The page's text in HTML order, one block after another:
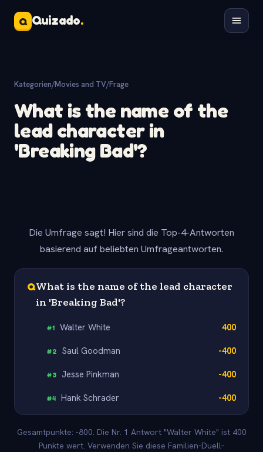
Q Quizado.
Kategorien/Movies and TV/Frage
What is the name of the
lead character in
'Breaking Bad'?
Die Umfrage sagt! Hier sind die Top-4-Antworten
basierend auf beliebten Umfrageantworten.
QWhat is the name of the lead character
in 'Breaking Bad'?
#1 Walter White 400
#2 Saul Goodman -400
#3 Jesse Pinkman -400
#4 Hank Schrader -400
Gesamtpunkte: -800. Die Nr. 1 Antwort "Walter White" ist 400
Punkte wert. Verwenden Sie diese Familien-Duell-